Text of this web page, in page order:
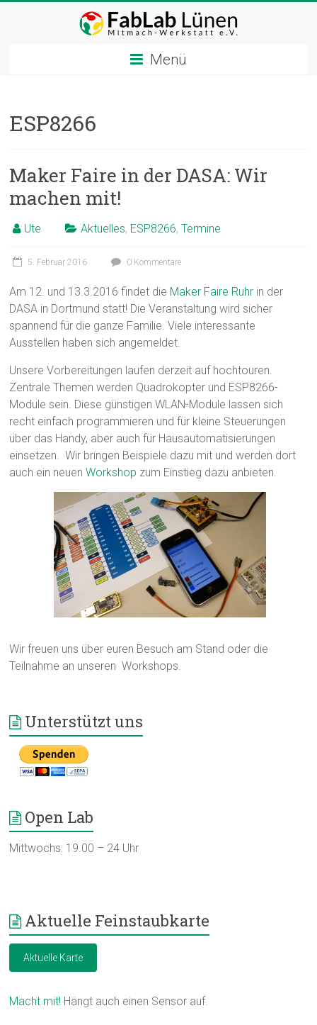
Menü
ESP8266
Maker Faire in der DASA: Wir
machen mit!
Ute Aktuelles, ESP8266,Termine
5. Februar 2016 0 Kommentare
Am 12. und 13.3.2016 findet die Maker Faire Ruhr in der
DASA in Dortmund statt! Die Veranstaltung wird sicher
spannend für die ganze Familie. Viele interessante
Ausstellen haben sich angemeldet.
Unsere Vorbereitungen laufen derzeit auf hochtouren.
Zentrale Themen werden Quadrokopter und ESP8266-
Module sein. Diese günstigen WLAN-Module lassen sich
recht einfach programmieren und für kleine Steuerungen
über das Handy, aber auch für Hausautomatisierungen
einsetzen. Wir bringen Beispiele dazu mit und werden dort
auch ein neuenWorkshop zum Einstieg dazu anbieten.
Wir freuen uns über euren Besuch am Stand oder die
Teilnahme an unseren Workshops.
Unterstützt uns
Open Lab
Mittwochs: 19.00 – 24 Uhr
Aktuelle Feinstaubkarte
Aktuelle Karte
Macht mit! Hängt auch einen Sensor auf.